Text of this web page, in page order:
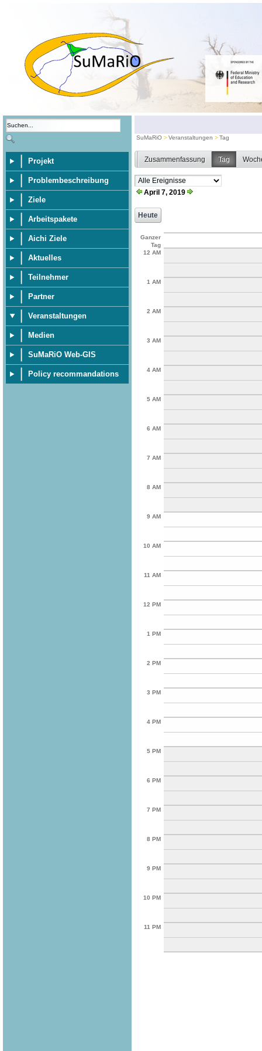
Projekt
Problembeschreibung
Ziele
Arbeitspakete
Aichi Ziele
Aktuelles
Teilnehmer
Partner
Veranstaltungen
Medien
SuMaRiO Web-GIS
Policy recommandations
SuMaRiO Veranstaltungen Tag
Zusammenfassung Tag
April 7, 2019
Ganzer
Tag
12 AM
1 AM
2 AM
3 AM
4 AM
5 AM
6 AM
7 AM
8 AM
9 AM
10 AM
11 AM
12 PM
1 PM
2 PM
3 PM
4 PM
5 PM
6 PM
7 PM
8 PM
9 PM
10 PM
11 PM